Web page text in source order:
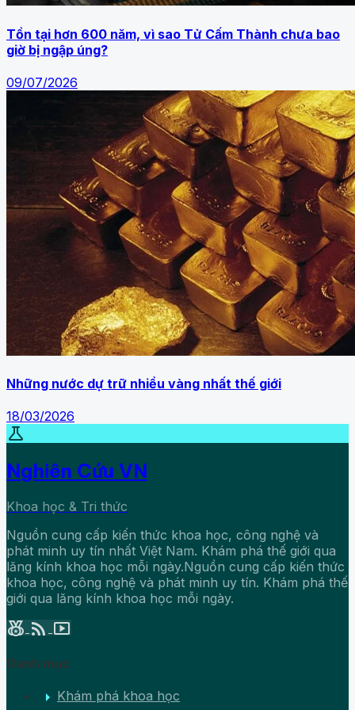
Tồn tại hơn 600 năm, vì sao Tử Cấm Thành chưa bao
giờ bị ngập úng?
09/07/2026
Những nước dự trữ nhiều vàng nhất thế giới
18/03/2026
science
Nghiên Cứu VN
Khoa học & Tri thức
Nguồn cung cấp kiến thức khoa học, công nghệ và
phát minh uy tín nhất Việt Nam. Khám phá thế giới qua
lăng kính khoa học mỗi ngày.Nguồn cung cấp kiến thức
khoa học, công nghệ và phát minh uy tín. Khám phá thế
giới qua lăng kính khoa học mỗi ngày.
social_leaderboard rss_feed smart_display
Danh mục
arrow_right Khám phá khoa học